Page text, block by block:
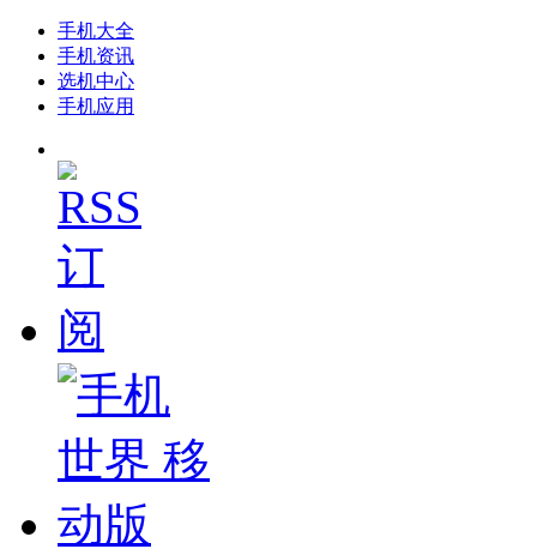
手机大全
手机资讯
选机中心
手机应用